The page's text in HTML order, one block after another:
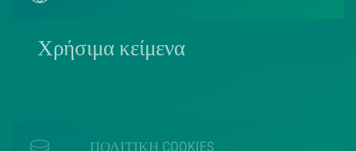
Χρήσιμα κείμενα
ΠΟΛΙΤΙΚΗ COOKIES